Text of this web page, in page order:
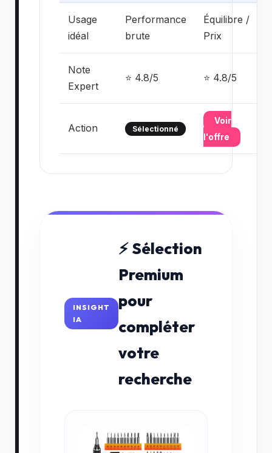
Usage
idéal
Performance
brute
Équilibre /
Prix
Note
Expert
⭐ 4.8/5 ⭐ 4.8/5
Action Sélectionné
Voir
l'offre
INSIGHT
IA
⚡ Sélection
Premium
pour
compléter
votre
recherche